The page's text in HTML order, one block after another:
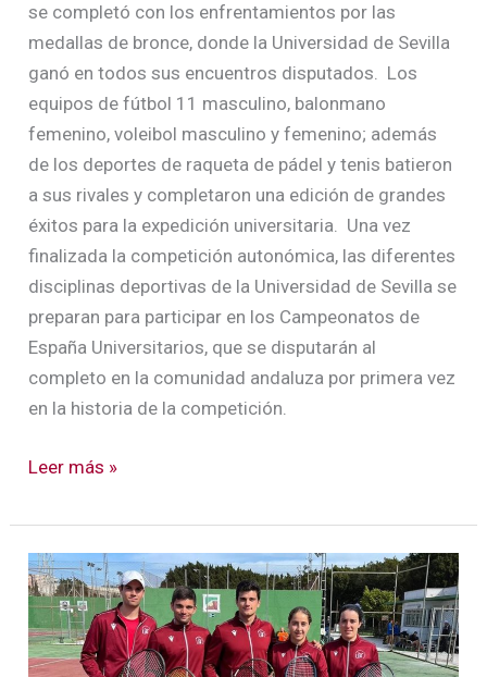
se completó con los enfrentamientos por las
medallas de bronce, donde la Universidad de Sevilla
ganó en todos sus encuentros disputados. Los
equipos de fútbol 11 masculino, balonmano
femenino, voleibol masculino y femenino; además
de los deportes de raqueta de pádel y tenis batieron
a sus rivales y completaron una edición de grandes
éxitos para la expedición universitaria. Una vez
finalizada la competición autonómica, las diferentes
disciplinas deportivas de la Universidad de Sevilla se
preparan para participar en los Campeonatos de
España Universitarios, que se disputarán al
completo en la comunidad andaluza por primera vez
en la historia de la competición.
Leer más »
CAU
2026:
La
US